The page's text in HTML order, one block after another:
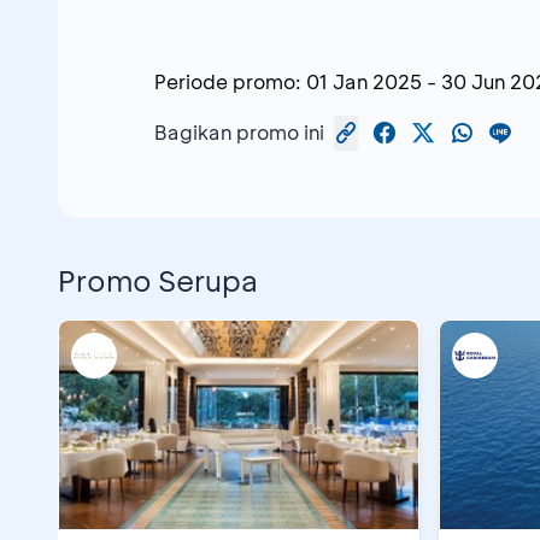
Periode promo: 01 Jan 2025 - 30 Jun
Bagikan promo ini
Promo Serupa